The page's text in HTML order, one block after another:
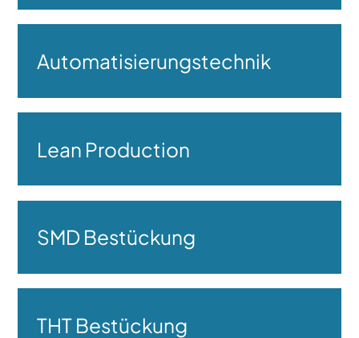
Automatisierungstechnik
Lean Production
SMD Bestückung
THT Bestückung